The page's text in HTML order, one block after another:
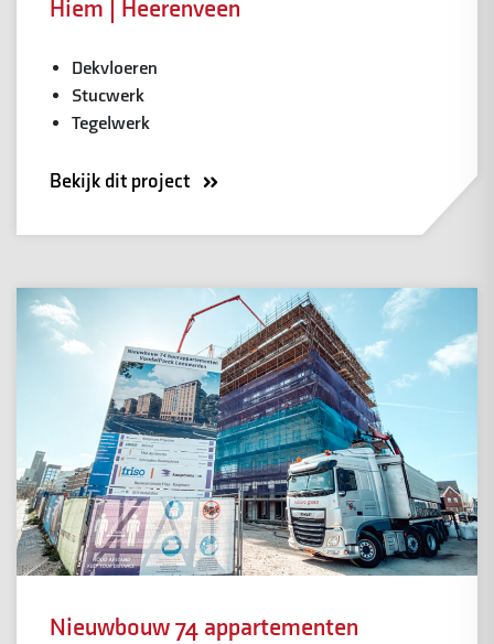
Hiem | Heerenveen
Dekvloeren
Stucwerk
Tegelwerk
Bekijk dit project
Nieuwbouw 74 appartementen